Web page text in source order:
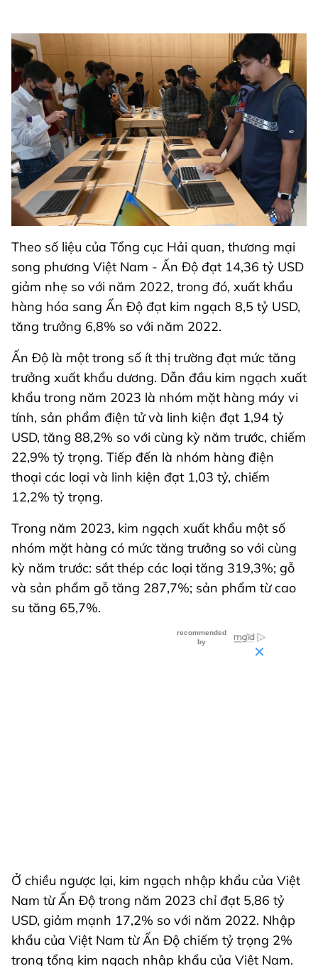
Theo số liệu của Tổng cục Hải quan, thương mại
song phương Việt Nam - Ấn Độ đạt 14,36 tỷ USD
giảm nhẹ so với năm 2022, trong đó, xuất khẩu
hàng hóa sang Ấn Độ đạt kim ngạch 8,5 tỷ USD,
tăng trưởng 6,8% so với năm 2022.
Ấn Độ là một trong số ít thị trường đạt mức tăng
trưởng xuất khẩu dương. Dẫn đầu kim ngạch xuất
khẩu trong năm 2023 là nhóm mặt hàng máy vi
tính, sản phẩm điện tử và linh kiện đạt 1,94 tỷ
USD, tăng 88,2% so với cùng kỳ năm trước, chiếm
22,9% tỷ trọng. Tiếp đến là nhóm hàng điện
thoại các loại và linh kiện đạt 1,03 tỷ, chiếm
12,2% tỷ trọng.
Trong năm 2023, kim ngạch xuất khẩu một số
nhóm mặt hàng có mức tăng trưởng so với cùng
kỳ năm trước: sắt thép các loại tăng 319,3%; gỗ
và sản phẩm gỗ tăng 287,7%; sản phẩm từ cao
su tăng 65,7%.
Ở chiều ngược lại, kim ngạch nhập khẩu của Việt
Nam từ Ấn Độ trong năm 2023 chỉ đạt 5,86 tỷ
USD, giảm mạnh 17,2% so với năm 2022. Nhập
khẩu của Việt Nam từ Ấn Độ chiếm tỷ trọng 2%
trong tổng kim ngạch nhập khẩu của Việt Nam.